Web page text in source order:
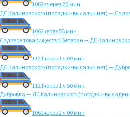
1062ачерез 20 мин
ДС Калиновского (посадки-высадки нет) —
1062через 55 мин
Садовое товарищество Ветеран — ДС
1121через 1 ч 00 мин
ДС Калиновского (посадки-высадки нет) —
1121через 1 ч 50 мин
Дубровка — ДС Калиновского (посадки-высадки
1062через 2 ч 00 мин